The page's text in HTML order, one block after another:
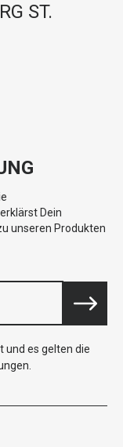
ST.
Dein
unseren Produkten
und es gelten die